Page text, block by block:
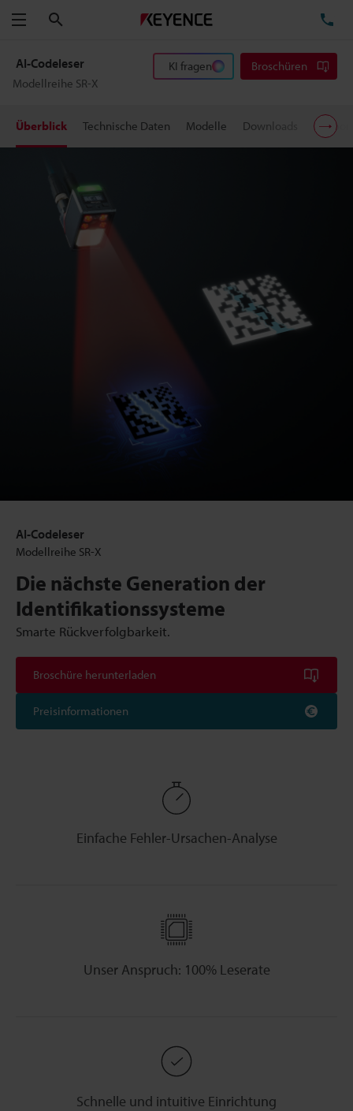
Menü
AI-Codeleser
Modellreihe SR-X
KI fragen Broschüren
Überblick Technische Daten Modelle Downloads Support
AI-Codeleser
Modellreihe SR-X
Die nächste Generation der
Identifikationssysteme
Smarte Rückverfolgbarkeit.
Broschüre herunterladen
Preisinformationen
Einfache Fehler-Ursachen-Analyse
Unser Anspruch: 100% Leserate
Schnelle und intuitive Einrichtung